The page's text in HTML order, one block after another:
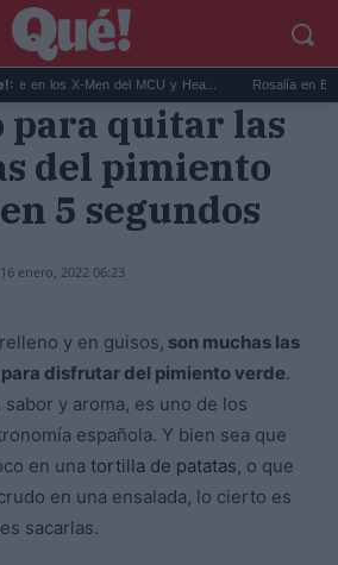
los X-Men del MCU y Hea... Rosalía en
para quitar las
del pimiento
5 segundos
16 enero, 2022 06:23
y en guisos, son muchas las
disfrutar del pimiento verde.
y aroma, es uno de los
española. Y bien sea que
en una tortilla de patatas, o que
en una ensalada, lo cierto es
sacarlas.